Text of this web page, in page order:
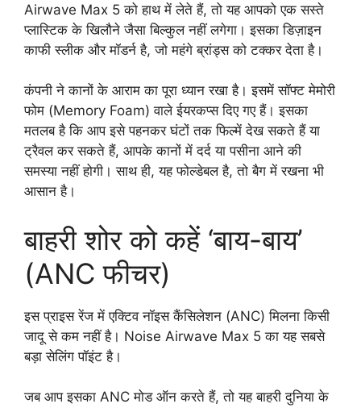
Airwave Max 5 को हाथ में लेते हैं, तो यह आपको एक सस्ते
प्लास्टिक के खिलौने जैसा बिल्कुल नहीं लगेगा। इसका डिज़ाइन
काफी स्लीक और मॉडर्न है, जो महंगे ब्रांड्स को टक्कर देता है।
कंपनी ने कानों के आराम का पूरा ध्यान रखा है। इसमें सॉफ्ट मेमोरी
फोम (Memory Foam) वाले ईयरकप्स दिए गए हैं। इसका
मतलब है कि आप इसे पहनकर घंटों तक फिल्में देख सकते हैं या
ट्रैवल कर सकते हैं, आपके कानों में दर्द या पसीना आने की
समस्या नहीं होगी। साथ ही, यह फोल्डेबल है, तो बैग में रखना भी
आसान है।
बाहरी शोर को कहें ‘बाय-बाय’
(ANC फीचर)
इस प्राइस रेंज में एक्टिव नॉइस कैंसिलेशन (ANC) मिलना किसी
जादू से कम नहीं है। Noise Airwave Max 5 का यह सबसे
बड़ा सेलिंग पॉइंट है।
जब आप इसका ANC मोड ऑन करते हैं, तो यह बाहरी दुनिया के